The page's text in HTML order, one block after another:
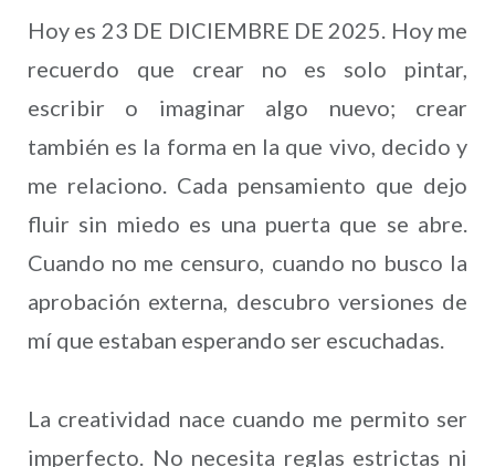
Hoy es 23 DE DICIEMBRE DE 2025. Hoy me
recuerdo que crear no es solo pintar,
escribir o imaginar algo nuevo; crear
también es la forma en la que vivo, decido y
me relaciono. Cada pensamiento que dejo
fluir sin miedo es una puerta que se abre.
Cuando no me censuro, cuando no busco la
aprobación externa, descubro versiones de
mí que estaban esperando ser escuchadas.
La creatividad nace cuando me permito ser
imperfecto. No necesita reglas estrictas ni